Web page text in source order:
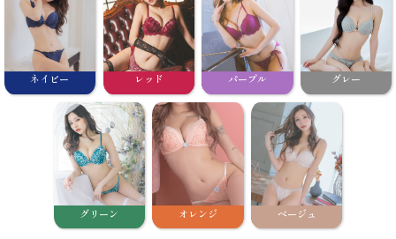
ネイビー レッド パープル グレー
グリーン オレンジ ベージュ